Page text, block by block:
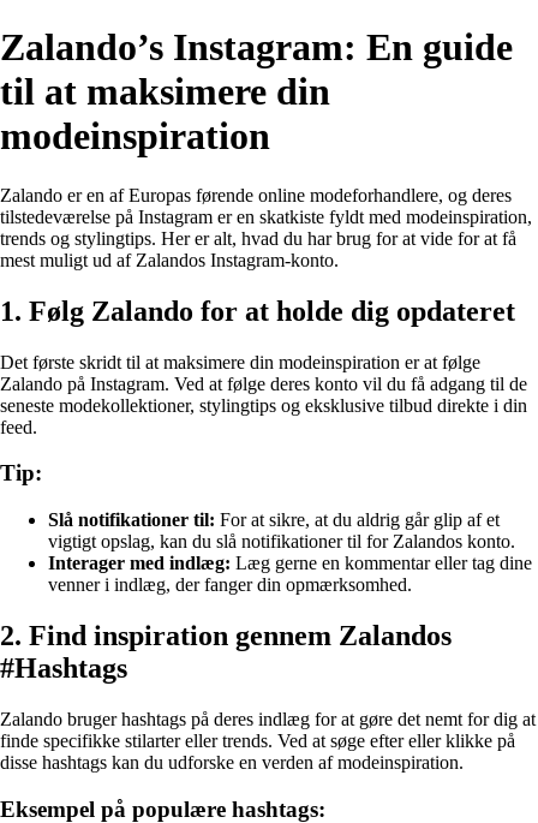
Zalando’s Instagram: En guide
til at maksimere din
modeinspiration
Zalando er en af Europas førende online modeforhandlere, og deres
tilstedeværelse på Instagram er en skatkiste fyldt med modeinspiration,
trends og stylingtips. Her er alt, hvad du har brug for at vide for at få
mest muligt ud af Zalandos Instagram-konto.
1. Følg Zalando for at holde dig opdateret
Det første skridt til at maksimere din modeinspiration er at følge
Zalando på Instagram. Ved at følge deres konto vil du få adgang til de
seneste modekollektioner, stylingtips og eksklusive tilbud direkte i din
feed.
Tip:
Slå notifikationer til: For at sikre, at du aldrig går glip af et
vigtigt opslag, kan du slå notifikationer til for Zalandos konto.
Interager med indlæg: Læg gerne en kommentar eller tag dine
venner i indlæg, der fanger din opmærksomhed.
2. Find inspiration gennem Zalandos
#Hashtags
Zalando bruger hashtags på deres indlæg for at gøre det nemt for dig at
finde specifikke stilarter eller trends. Ved at søge efter eller klikke på
disse hashtags kan du udforske en verden af modeinspiration.
Eksempel på populære hashtags: